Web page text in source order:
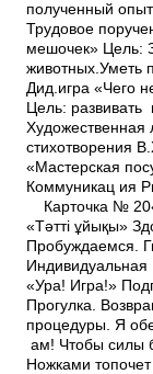
полученный
Трудовое
мешочек» Цель:
животных.Уметь
Дид.игра «Чего
Цель:
Художественная
стихотворения
«Мастерская
Коммуникац ия
Карточка №
«Тәтті ұйықы»
Пробуждаемся.
«Ура! Игра!»
Прогулка.
процедуры. Я
ам! Чтобы силы
Ножками